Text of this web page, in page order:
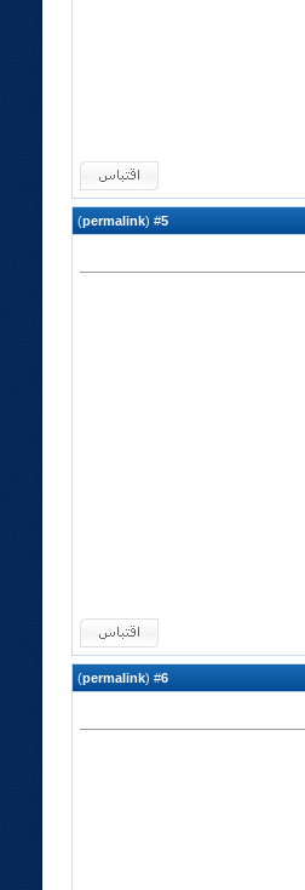
5
(
permalink
)
6
(
permalink
)